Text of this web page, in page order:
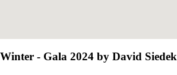
Winter - Gala 2024 by David Siedek